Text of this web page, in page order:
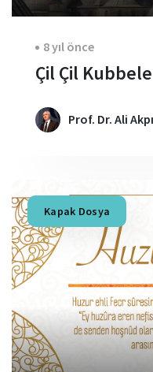
8 yıl önce
Çil Çil
Prof. Dr. Ali
Kapak Dosya